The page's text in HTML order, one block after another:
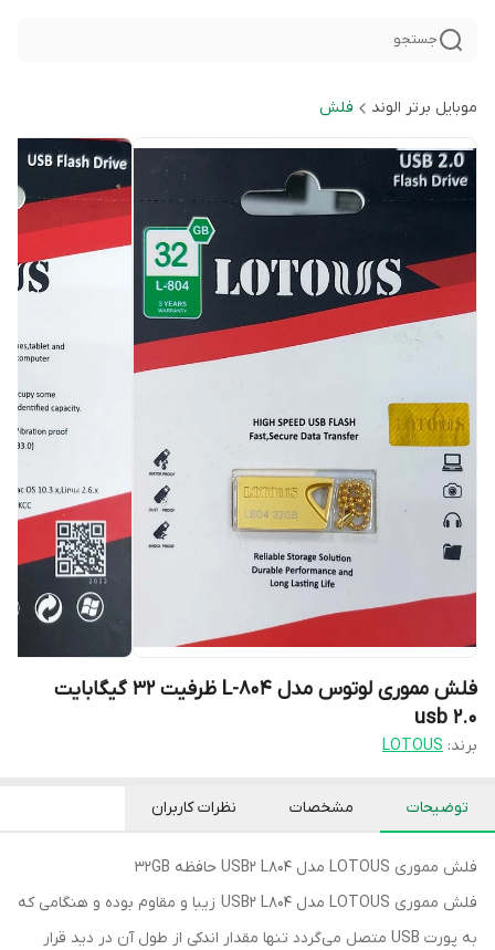
جستجو
موبایل برتر الوند فلش
فلش مموری لوتوس مدل L-804 ظرفیت 32 گیگابایت
usb 2.0
برند: LOTOUS
توضیحات مشخصات نظرات کاربران
فلش مموری LOTOUS مدل USB2 L804 حافظه 32GB
فلش مموری LOTOUS مدل USB2 L804 زیبا و مقاوم بوده و هنگامی که
به پورت USB متصل می‌گردد تنها مقدار اندکی از طول آن در دید قرار